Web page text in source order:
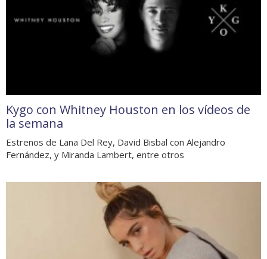
Kygo con Whitney Houston en los vídeos de
la semana
Estrenos de Lana Del Rey, David Bisbal con Alejandro
Fernández, y Miranda Lambert, entre otros